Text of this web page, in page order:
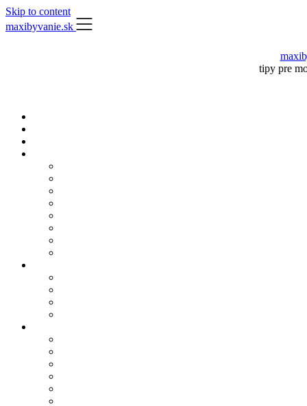
Skip to content
maxibyvanie.sk
tipy pre